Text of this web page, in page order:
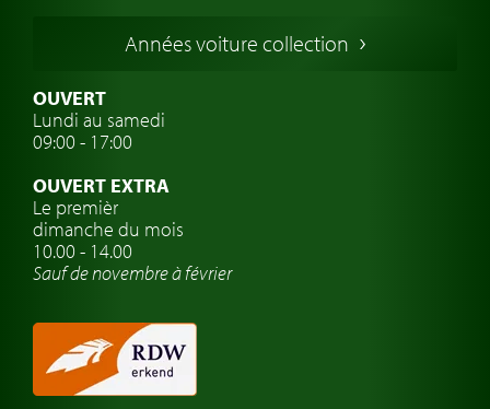
Voitures Suédoises
Assurance voiture de collection
Clubs de voitures classiques
Atelier de voitures anciennes
Montres de marque de voiture
Années voiture collection
OUVERT
Lundi au samedi
09:00 - 17:00
OUVERT EXTRA
Le premièr
dimanche du mois
10.00 - 14.00
Sauf de novembre à février